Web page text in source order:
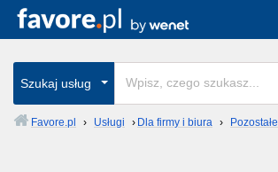
Szukaj usług
Favore.pl › Usługi › Dla firmy i biura › Pozostałe